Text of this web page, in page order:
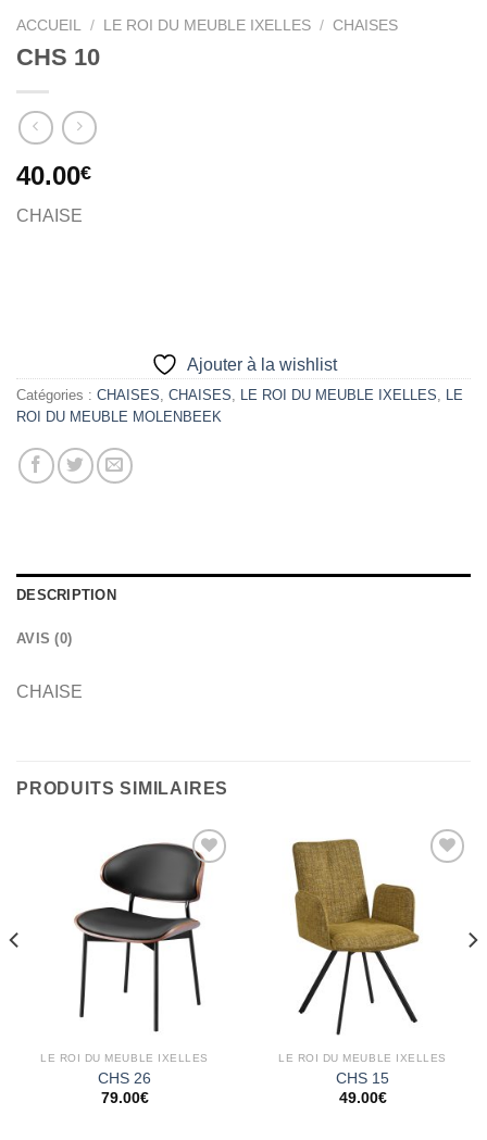
ACCUEIL / LE ROI DU MEUBLE IXELLES / CHAISES
CHS 10
40.00€
CHAISE
Ajouter à la wishlist
Catégories : CHAISES, CHAISES, LE ROI DU MEUBLE IXELLES, LE
ROI DU MEUBLE MOLENBEEK
DESCRIPTION
AVIS (0)
CHAISE
PRODUITS SIMILAIRES
Ajouter
à la
wishlist
LE ROI DU MEUBLE IXELLES
CHS 26
79.00€
LE ROI DU MEUBLE IXELLES
CHS 15
49.00€